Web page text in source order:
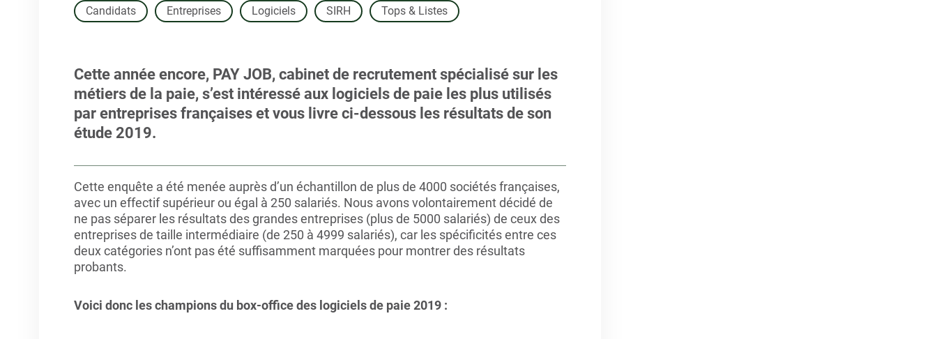
Candidats Entreprises Logiciels SIRH Tops & Listes
Cette année encore, PAY JOB, cabinet de recrutement spécialisé sur les
métiers de la paie, s’est intéressé aux logiciels de paie les plus utilisés
par entreprises françaises et vous livre ci-dessous les résultats de son
étude 2019.
Cette enquête a été menée auprès d’un échantillon de plus de 4000 sociétés françaises,
avec un effectif supérieur ou égal à 250 salariés. Nous avons volontairement décidé de
ne pas séparer les résultats des grandes entreprises (plus de 5000 salariés) de ceux des
entreprises de taille intermédiaire (de 250 à 4999 salariés), car les spécificités entre ces
deux catégories n’ont pas été suffisamment marquées pour montrer des résultats
probants.
Voici donc les champions du box-office des logiciels de paie 2019 :